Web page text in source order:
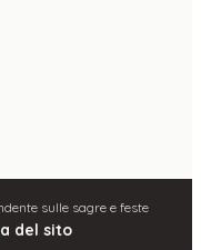
sulle sagre e feste
del sito